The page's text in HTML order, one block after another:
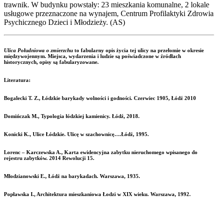
trawnik. W budynku powstały: 23 mieszkania komunalne, 2 lokale
usługowe przeznaczone na wynajem, Centrum Profilaktyki Zdrowia
Psychicznego Dzieci i Młodzieży. (AS)
Ulica Południowa o zmierzchu to fabularny opis życia tej ulicy na przełomie w okresie
międzywojennym. Miejsca, wydarzenia i ludzie są poświadczone w źródłach
historycznych, opisy są fabularyzowane.
Literatura:
Bogalecki T. Z., Łódzkie barykady wolności i godności. Czerwiec 1905, Łódź 2010
Domińczak M., Typologia łódzkiej kamienicy. Łódź, 2018.
Konicki K., Ulice Łódzkie. Ulicę w szachownicę….Łódź, 1995.
Lorenc – Karczewska A., Karta ewidencyjna zabytku nieruchomego wpisanego do
rejestru zabytków. 2014 Rewolucji 15.
Młodzianowski E., Łódź na barykadach. Warszawa, 1935.
Popławska I., Architektura mieszkaniowa Łodzi w XIX wieku. Warszawa, 1992.